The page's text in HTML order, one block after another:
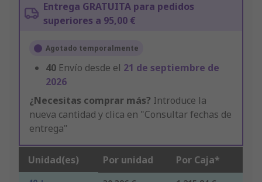
Entrega GRATUITA para pedidos
superiores a 95,00 €
Agotado temporalmente
40 Envío desde el 21 de septiembre de
2026
¿Necesitas comprar más? Introduce la
nueva cantidad y clica en "Consultar fechas de
entrega"
Unidad(es) Por unidad Por Caja*